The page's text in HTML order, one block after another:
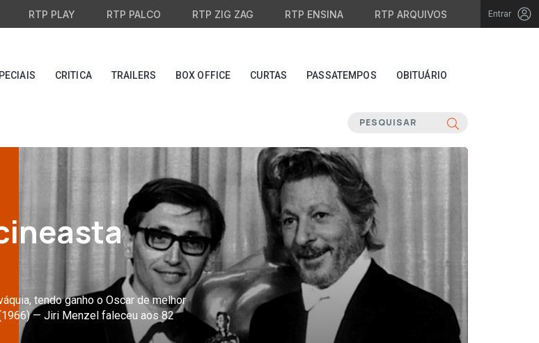
RTP PLAY RTP PALCO RTP ZIG ZAG RTP ENSINA RTP ARQUIVOS Entrar
CRITICA TRAILERS BOX OFFICE CURTAS PASSATEMPOS OBITUÁRIO
tendo ganho o Oscar de melhor
— Jiri Menzel faleceu aos 82